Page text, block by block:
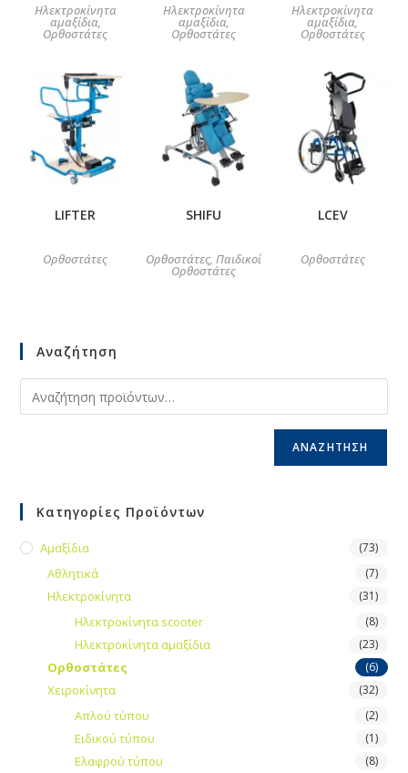
Ηλεκτροκίνητα
αμαξίδια,
Ορθοστάτες
Ηλεκτροκίνητα
αμαξίδια,
Ορθοστάτες
Ηλεκτροκίνητα
αμαξίδια,
Ορθοστάτες
LIFTER
Ορθοστάτες
SHIFU
Ορθοστάτες,Παιδικοί
Ορθοστάτες
LCEV
Ορθοστάτες
Αναζήτηση
ΑΝΑΖΉΤΗΣΗ
Κατηγορίες Προϊόντων
Αμαξίδια (73)
Αθλητικά (7)
Ηλεκτροκίνητα (31)
Ηλεκτροκίνητα scooter (8)
Ηλεκτροκίνητα αμαξίδια (23)
Ορθοστάτες (6)
Χειροκίνητα (32)
Απλού τύπου (2)
Ειδικού τύπου (1)
Ελαφρού τύπου (8)